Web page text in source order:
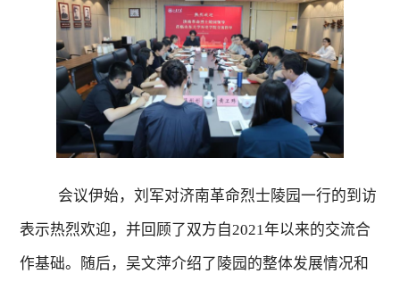
会议伊始，刘军对济南革命烈士陵园一行的到访
表示热烈欢迎，并回顾了双方自2021年以来的交流合
作基础。随后，吴文萍介绍了陵园的整体发展情况和